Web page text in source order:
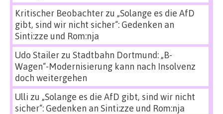
Kritischer Beobachterzu „Solange es die AfD
gibt, sind wir nicht sicher“: Gedenken an
Sinti:zze und Rom:nja
Udo Stailerzu Stadtbahn Dortmund: „B-
Wagen“-Modernisierung kann nach Insolvenz
doch weitergehen
Ulli zu „Solange es die AfD gibt, sind wir nicht
sicher“: Gedenken an Sinti:zze und Rom:nja